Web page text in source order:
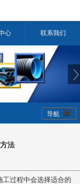
心 联系我们
导航
法
工过程中会选择适合的